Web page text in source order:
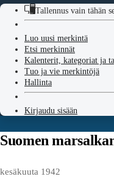
Tallennus vain tähän
Luo uusi merkintä
Etsi merkinnät
Kalenterit, kategoriat ja
Tuo ja vie merkintöjä
Hallinta
Kirjaudu sisään
Suomen
kesäkuuta 1942